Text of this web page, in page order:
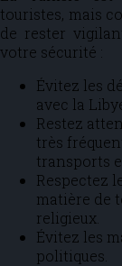
touristes, mais
de rester
votre sécurité :
Évitez les
avec la
Restez
très
transports
Respectez
matière de
religieux.
Évitez les
politiques.